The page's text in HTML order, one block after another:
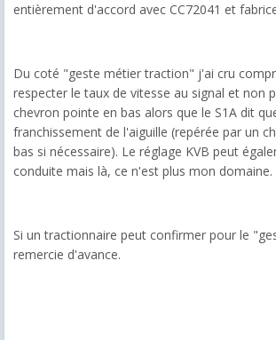
entièrement d'accord avec CC72041 et
Du coté "geste métier traction" j'ai cru
respecter le taux de vitesse au signal et non
chevron pointe en bas alors que le S1A dit
franchissement de l'aiguille (repérée par un
bas si nécessaire). Le réglage KVB peut
conduite mais là, ce n'est plus mon domaine.
Si un tractionnaire peut confirmer pour le
remercie d'avance.